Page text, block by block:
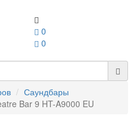
0
0
Саундбары
Bar 9 HT-A9000 EU